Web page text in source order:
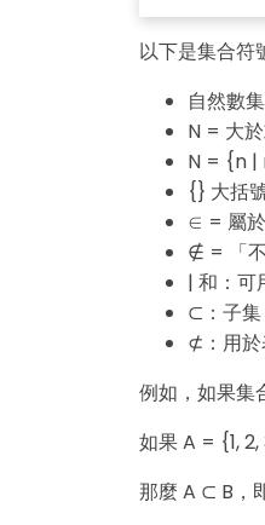
以下是集合符
自然數
N = 大
N = {n |
{} 大括
∈ = 屬
∉ = 「
| 和：可
⊂：子集
⊄：用於
例如，如果集
如果 A = {1,
那麼 A ⊂ B，